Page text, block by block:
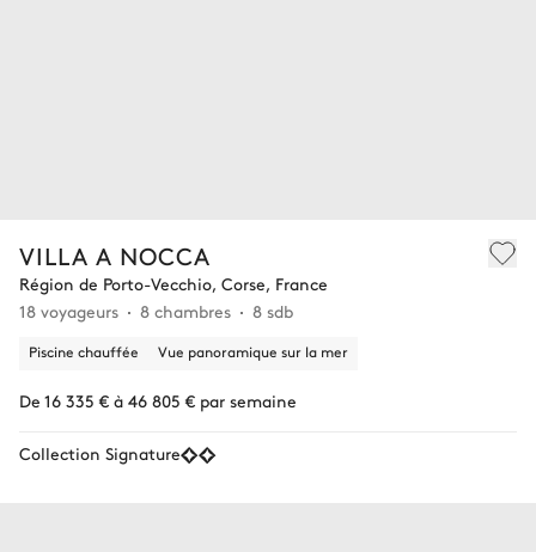
VILLA A NOCCA
Région de Porto-Vecchio, Corse, France
18 voyageurs
8 chambres 8 sdb
Piscine chauffée Vue panoramique sur la mer
De 16 335 € à 46 805 € par semaine
Collection Signature